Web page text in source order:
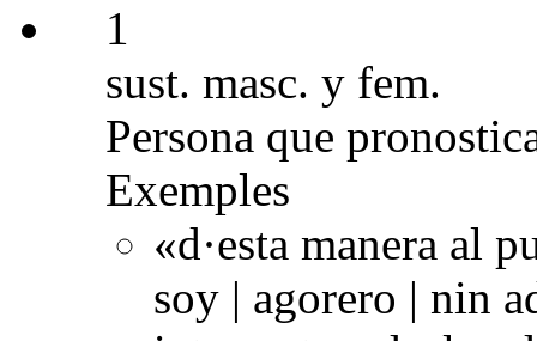
1
sust. masc. y fem.
Persona que
Exemples
«d·esta manera al
soy | agorero | nin